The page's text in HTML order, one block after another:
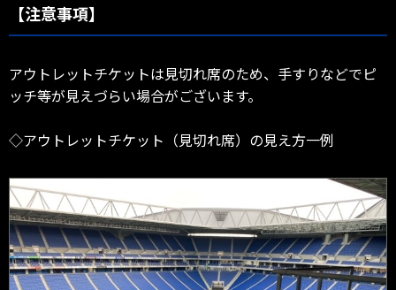
【注意事項】
アウトレットチケットは見切れ席のため、手すりなどでピ
ッチ等が見えづらい場合がございます。
◇アウトレットチケット（見切れ席）の見え方一例